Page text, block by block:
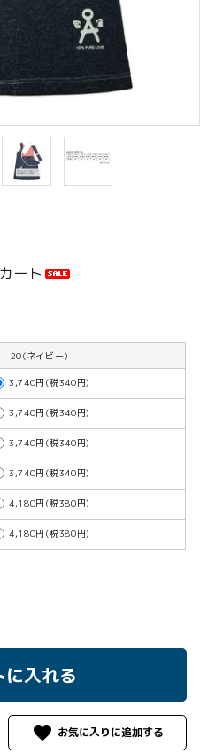
ート
20(ネイビー)
3,740円(税340円)
3,740円(税340円)
3,740円(税340円)
3,740円(税340円)
4,180円(税380円)
4,180円(税380円)
に入れる
favorite